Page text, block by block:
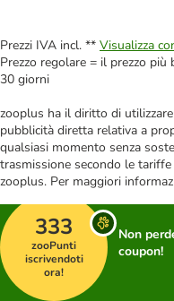
Prezzi IVA incl. ** Visualizza
Prezzo regolare = il prezzo
30 giorni
zooplus ha il diritto di
pubblicità diretta relativa a
qualsiasi momento senza
trasmissione secondo le
zooplus. Per maggiori
333
zooPunti
iscrivendoti
ora!
Non
coupon!